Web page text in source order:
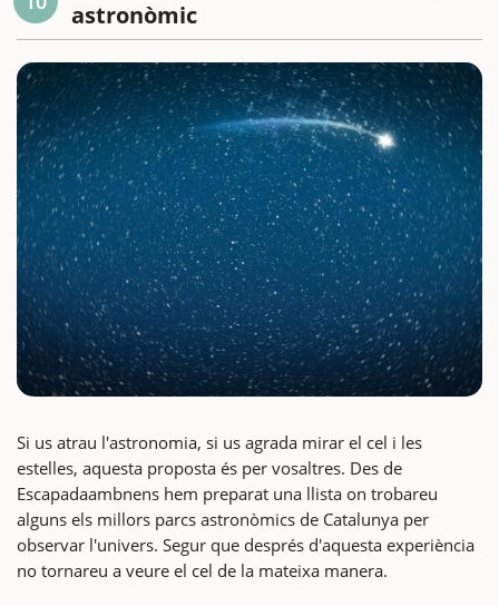
astronòmic
Si us atrau l'astronomia, si us agrada mirar el cel i les
estelles, aquesta proposta és per vosaltres. Des de
Escapadaambnens hem preparat una llista on trobareu
alguns els millors parcs astronòmics de Catalunya per
observar l'univers. Segur que després d'aquesta experiència
no tornareu a veure el cel de la mateixa manera.